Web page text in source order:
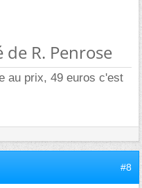
R. Penrose
au prix, 49 euros c'est
#8